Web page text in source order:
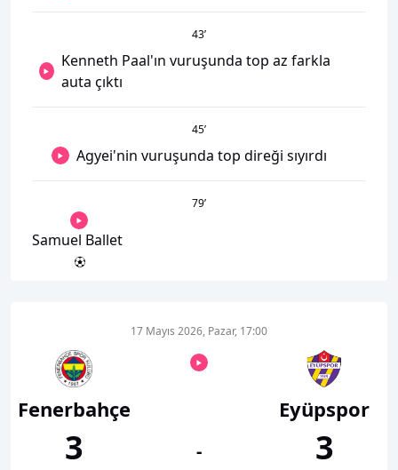
43’
Kenneth Paal'ın vuruşunda top az farkla
auta çıktı
45’
Agyei'nin vuruşunda top direği sıyırdı
79’
Samuel Ballet
Fenerbahçe
3
17 Mayıs 2026, Pazar, 17:00
-
Eyüpspor
3